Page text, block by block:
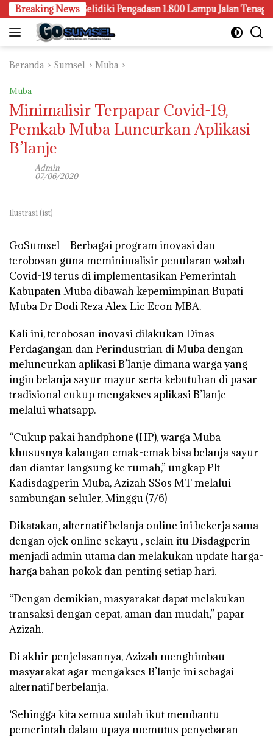
Langsung
ke
konten
Breaking News
Juga Selidiki Pengadaan 1.800 Lampu Jalan Tenaga Surya
Beranda Sumsel Muba
Muba
Minimalisir Terpapar Covid-19,
Pemkab Muba Luncurkan Aplikasi
B’lanje
Admin
07/06/2020
Ilustrasi (ist)
GoSumsel – Berbagai program inovasi dan
terobosan guna meminimalisir penularan wabah
Covid-19 terus di implementasikan Pemerintah
Kabupaten Muba dibawah kepemimpinan Bupati
Muba Dr Dodi Reza Alex Lic Econ MBA.
Kali ini, terobosan inovasi dilakukan Dinas
Perdagangan dan Perindustrian di Muba dengan
meluncurkan aplikasi B’lanje dimana warga yang
ingin belanja sayur mayur serta kebutuhan di pasar
tradisional cukup mengakses aplikasi B’lanje
melalui whatsapp.
“Cukup pakai handphone (HP), warga Muba
khususnya kalangan emak-emak bisa belanja sayur
dan diantar langsung ke rumah,” ungkap Plt
Kadisdagperin Muba, Azizah SSos MT melalui
sambungan seluler, Minggu (7/6)
Dikatakan, alternatif belanja online ini bekerja sama
dengan ojek online sekayu , selain itu Disdagperin
menjadi admin utama dan melakukan update harga-
harga bahan pokok dan penting setiap hari.
“Dengan demikian, masyarakat dapat melakukan
transaksi dengan cepat, aman dan mudah,” papar
Azizah.
Di akhir penjelasannya, Azizah menghimbau
masyarakat agar mengakses B’lanje ini sebagai
alternatif berbelanja.
‘Sehingga kita semua sudah ikut membantu
pemerintah dalam upaya memutus penyebaran